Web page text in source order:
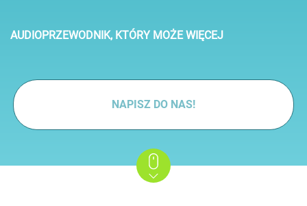
AUDIOPRZEWODNIK, KTÓRY MOŻE WIĘCEJ
NAPISZ DO NAS!